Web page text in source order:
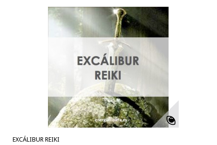
EXCÁLIBUR REIKI